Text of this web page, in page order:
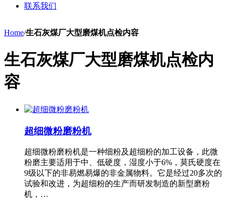
联系我们
Home/生石灰煤厂大型磨煤机点检内容
生石灰煤厂大型磨煤机点检内
容
超细微粉磨粉机
超细微粉磨粉机是一种细粉及超细粉的加工设备，此微
粉磨主要适用于中、低硬度，湿度小于6%，莫氏硬度在
9级以下的非易燃易爆的非金属物料。它是经过20多次的
试验和改进，为超细粉的生产而研发制造的新型磨粉
机，…